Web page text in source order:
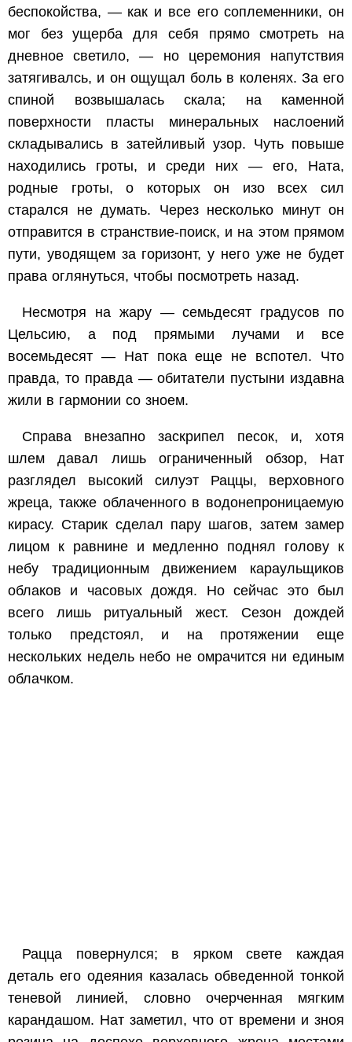
беспокойства, — как и все его соплеменники, он
мог без ущерба для себя прямо смотреть на
дневное светило, — но церемония напутствия
затягивалсь, и он ощущал боль в коленях. За его
спиной возвышалась скала; на каменной
поверхности пласты минеральных наслоений
складывались в затейливый узор. Чуть повыше
находились гроты, и среди них — его, Ната,
родные гроты, о которых он изо всех сил
старался не думать. Через несколько минут он
отправится в странствие-поиск, и на этом прямом
пути, уводящем за горизонт, у него уже не будет
права оглянуться, чтобы посмотреть назад.
Несмотря на жару — семьдесят градусов по
Цельсию, а под прямыми лучами и все
восемьдесят — Нат пока еще не вспотел. Что
правда, то правда — обитатели пустыни издавна
жили в гармонии со зноем.
Справа внезапно заскрипел песок, и, хотя
шлем давал лишь ограниченный обзор, Нат
разглядел высокий силуэт Раццы, верховного
жреца, также облаченного в водонепроницаемую
кирасу. Старик сделал пару шагов, затем замер
лицом к равнине и медленно поднял голову к
небу традиционным движением караульщиков
облаков и часовых дождя. Но сейчас это был
всего лишь ритуальный жест. Сезон дождей
только предстоял, и на протяжении еще
нескольких недель небо не омрачится ни единым
облачком.
Рацца повернулся; в ярком свете каждая
деталь его одеяния казалась обведенной тонкой
теневой линией, словно очерченная мягким
карандашом. Нат заметил, что от времени и зноя